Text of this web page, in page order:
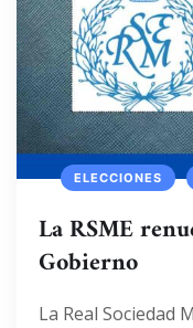
ELECCIONES
La RSME
Gobierno
La Real Sociedad